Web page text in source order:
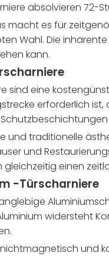
absolvieren 72-
macht es für
Wahl. Die
kann.
sind eine
erforderlich
und traditionelle
und
einen
-Türscharniere
widersteht
und